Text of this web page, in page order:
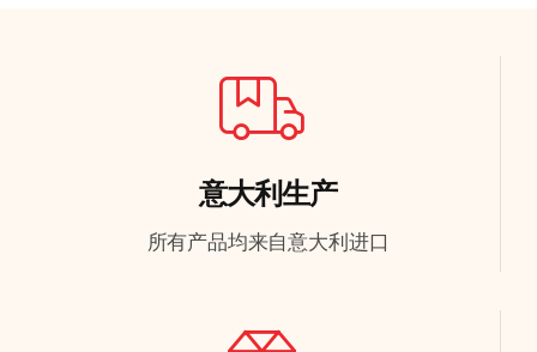
意大利生产
所有产品均来自意大利进口